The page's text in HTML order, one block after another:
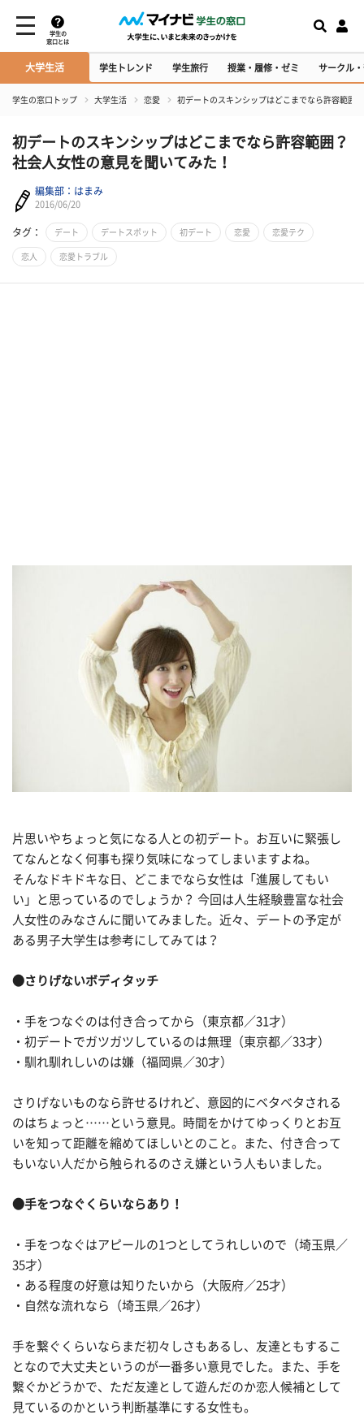
学生の
窓口とは
大学生活 学生トレンド 学生旅行 授業・履修・ゼミ サークル
学生の窓口トップ 大学生活 恋愛 初デートのスキンシップはどこまでなら許容範囲
初デートのスキンシップはどこまでなら許容範囲？
社会人女性の意見を聞いてみた！
編集部：はまみ
2016/06/20
タグ： デート デートスポット 初デート 恋愛 恋愛テク
恋人 恋愛トラブル
片思いやちょっと気になる人との初デート。お互いに緊張し
てなんとなく何事も探り気味になってしまいますよね。
そんなドキドキな日、どこまでなら女性は「進展してもい
い」と思っているのでしょうか？ 今回は人生経験豊富な社会
人女性のみなさんに聞いてみました。近々、デートの予定が
ある男子大学生は参考にしてみては？
●さりげないボディタッチ
・手をつなぐのは付き合ってから（東京都／31才）
・初デートでガツガツしているのは無理（東京都／33才）
・馴れ馴れしいのは嫌（福岡県／30才）
さりげないものなら許せるけれど、意図的にベタベタされる
のはちょっと……という意見。時間をかけてゆっくりとお互
いを知って距離を縮めてほしいとのこと。また、付き合って
もいない人だから触られるのさえ嫌という人もいました。
●手をつなぐくらいならあり！
・手をつなぐはアピールの1つとしてうれしいので（埼玉県／
35才）
・ある程度の好意は知りたいから（大阪府／25才）
・自然な流れなら（埼玉県／26才）
手を繋ぐくらいならまだ初々しさもあるし、友達ともするこ
となので大丈夫というのが一番多い意見でした。また、手を
繋ぐかどうかで、ただ友達として遊んだのか恋人候補として
見ているのかという判断基準にする女性も。